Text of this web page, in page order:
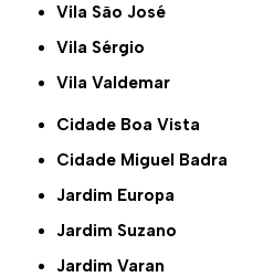
Vila São José
Vila Sérgio
Vila Valdemar
Cidade Boa Vista
Cidade Miguel Badra
Jardim Europa
Jardim Suzano
Jardim Varan